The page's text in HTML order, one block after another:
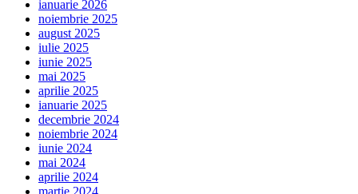
ianuarie 2026
noiembrie 2025
august 2025
iulie 2025
iunie 2025
mai 2025
aprilie 2025
ianuarie 2025
decembrie 2024
noiembrie 2024
iunie 2024
mai 2024
aprilie 2024
martie 2024